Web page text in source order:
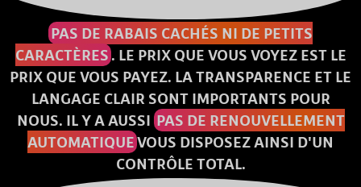
PAS DE RABAIS CACHÉS NI DE PETITS
CARACTÈRES. LE PRIX QUE VOUS VOYEZ EST LE
PRIX QUE VOUS PAYEZ. LA TRANSPARENCE ET LE
LANGAGE CLAIR SONT IMPORTANTS POUR
NOUS. IL Y A AUSSI PAS DE RENOUVELLEMENT
AUTOMATIQUEVOUS DISPOSEZ AINSI D'UN
CONTRÔLE TOTAL.